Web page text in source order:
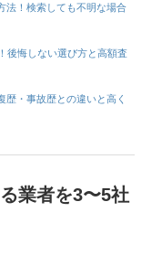
法！検索しても不明な場合
後悔しない選び方と高額査
・事故歴との違いと高く
業者を3〜5社